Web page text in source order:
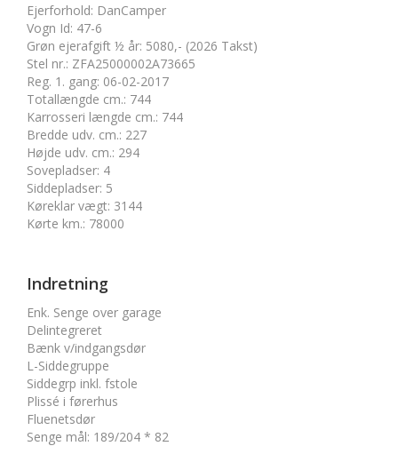
Ejerforhold: DanCamper
Vogn Id: 47-6
Grøn ejerafgift ½ år: 5080,- (2026 Takst)
Stel nr.: ZFA25000002A73665
Reg. 1. gang: 06-02-2017
Totallængde cm.: 744
Karrosseri længde cm.: 744
Bredde udv. cm.: 227
Højde udv. cm.: 294
Sovepladser: 4
Siddepladser: 5
Køreklar vægt: 3144
Kørte km.: 78000
Indretning
Enk. Senge over garage
Delintegreret
Bænk v/indgangsdør
L-Siddegruppe
Siddegrp inkl. fstole
Plissé i førerhus
Fluenetsdør
Senge mål: 189/204 * 82